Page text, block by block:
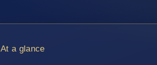
At a glance